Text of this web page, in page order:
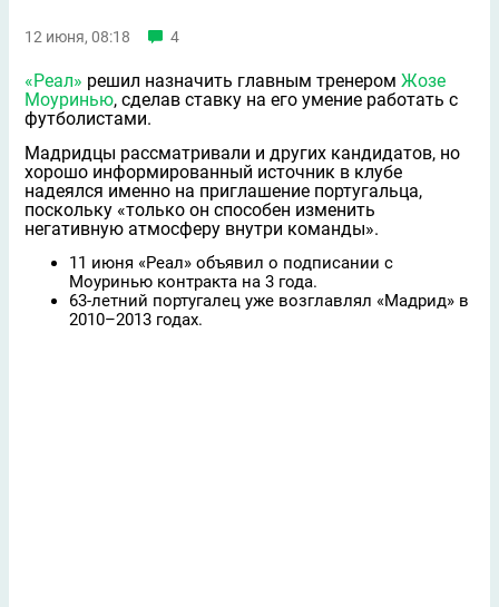
12 июня, 08:18 4
«Реал» решил назначить главным тренером Жозе
Моуринью, сделав ставку на его умение работать с
футболистами.
Мадридцы рассматривали и других кандидатов, но
хорошо информированный источник в клубе
надеялся именно на приглашение португальца,
поскольку «только он способен изменить
негативную атмосферу внутри команды».
11 июня «Реал» объявил о подписании с
Моуринью контракта на 3 года.
63-летний португалец уже возглавлял «Мадрид» в
2010–2013 годах.